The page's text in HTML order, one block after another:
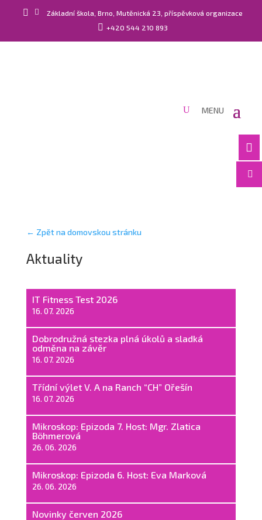
  Základní škola, Brno, Mutěnická 23, příspěvková organizace
 +420 544 210 893


← Zpět na domovskou stránku
Aktuality
IT Fitness Test 2026
16. 07. 2026
Dobrodružná stezka plná úkolů a sladká
odměna na závěr
16. 07. 2026
Třídní výlet V. A na Ranch “CH” Ořešín
16. 07. 2026
Mikroskop: Epizoda 7. Host: Mgr. Zlatica
Böhmerová
26. 06. 2026
Mikroskop: Epizoda 6. Host: Eva Marková
26. 06. 2026
Novinky červen 2026